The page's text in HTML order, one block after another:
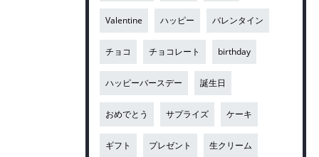
Valentine ハッピー バレンタイン
チョコ チョコレート birthday
ハッピーバースデー 誕生日
おめでとう サプライズ ケーキ
ギフト プレゼント 生クリーム